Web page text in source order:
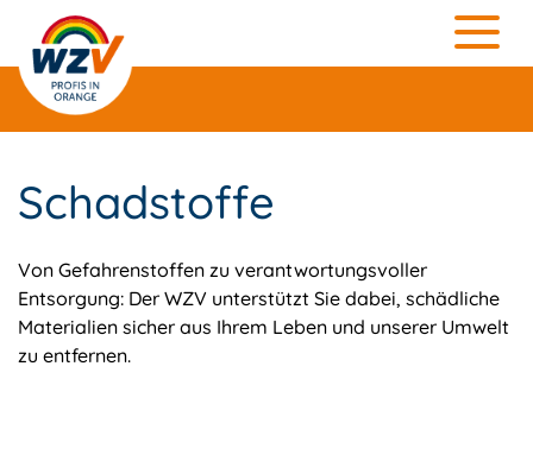
Schadstoffe
Von Gefahrenstoffen zu verantwortungsvoller
Entsorgung: Der WZV unterstützt Sie dabei, schädliche
Materialien sicher aus Ihrem Leben und unserer Umwelt
zu entfernen.